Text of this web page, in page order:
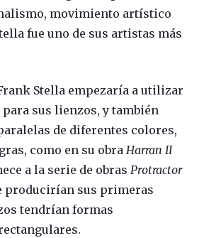
movimiento artístico
fue uno de sus artistas más
Stella empezaría a utilizar
sus lienzos, y también
de diferentes colores,
como en su obra Harran II
a la serie de obras Protractor
producirían sus primeras
tendrían formas